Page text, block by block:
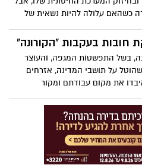
כשהאם עלולה להיות נשאית של
האם היא עלולה להדביק את בנה או
ד"ר שרון ברנסבורג צברי,
הלאומי לחלב אם של מגן דוד
להיפתח עונה על כל השאלות
חובות בעקבות "הקורונה"
בשל התפשטות המגפה, והעוצר
על תושבי המדינה, אזרחים
את מקום עבודתם ומקור
השוטפים לחברות האשראי,
וכו'.